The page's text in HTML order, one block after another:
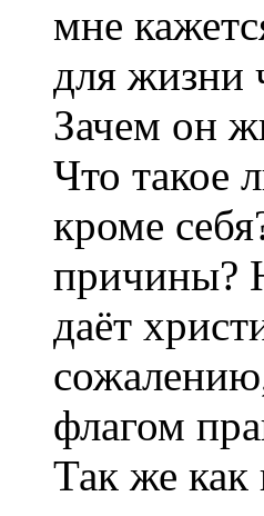
мне
для жизни
Зачем он
Что такое
кроме
причины?
даёт
флагом
Так же как